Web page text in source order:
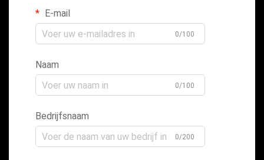
E-mail
0/100
Naam
0/100
Bedrijfsnaam
0/200